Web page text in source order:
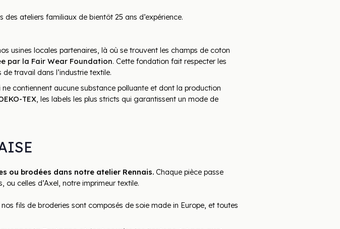
des ateliers familiaux de bientôt 25 ans d’expérience.
usines locales partenaires, là où se trouvent les champs de coton
par la Fair Wear Foundation. Cette fondation fait respecter les
travail dans l’industrie textile.
contiennent aucune substance polluante et dont la production
TEX, les labels les plus stricts qui garantissent un mode de
ou brodées dans notre atelier Rennais. Chaque pièce passe
celles d’Axel, notre imprimeur textile.
fils de broderies sont composés de soie made in Europe, et toutes